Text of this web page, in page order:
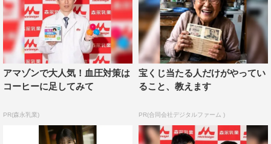
アマゾンで大人気！血圧対策は
コーヒーに足してみて
PR(森永乳業)
宝くじ当たる人だけがやってい
ること、教えます
PR(合同会社デジタルファーム )